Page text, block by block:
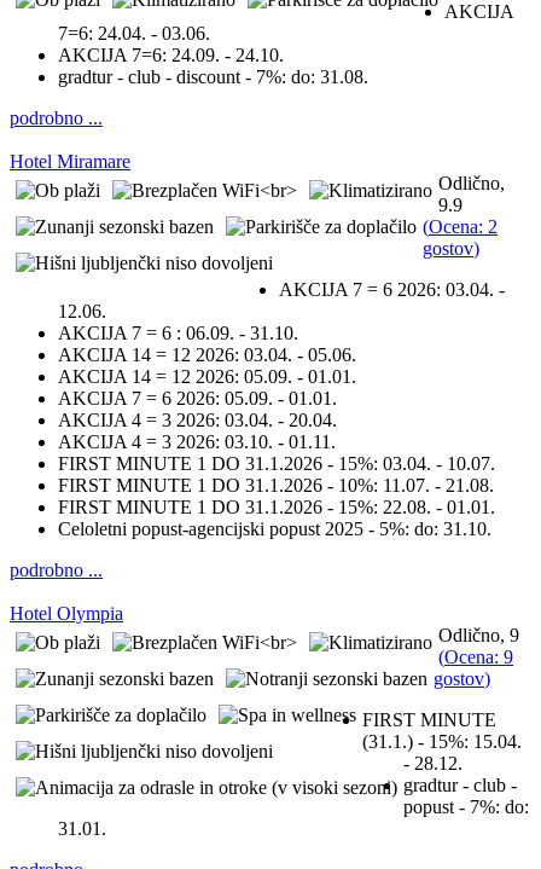
AKCIJA
7=6: 24.04. - 03.06.
AKCIJA 7=6: 24.09. - 24.10.
gradtur - club - discount - 7%: do: 31.08.
podrobno ...
Hotel Miramare
Odlično,
9.9
(Ocena: 2
gostov)
AKCIJA 7 = 6 2026: 03.04. -
12.06.
AKCIJA 7 = 6 : 06.09. - 31.10.
AKCIJA 14 = 12 2026: 03.04. - 05.06.
AKCIJA 14 = 12 2026: 05.09. - 01.01.
AKCIJA 7 = 6 2026: 05.09. - 01.01.
AKCIJA 4 = 3 2026: 03.04. - 20.04.
AKCIJA 4 = 3 2026: 03.10. - 01.11.
FIRST MINUTE 1 DO 31.1.2026 - 15%: 03.04. - 10.07.
FIRST MINUTE 1 DO 31.1.2026 - 10%: 11.07. - 21.08.
FIRST MINUTE 1 DO 31.1.2026 - 15%: 22.08. - 01.01.
Celoletni popust-agencijski popust 2025 - 5%: do: 31.10.
podrobno ...
Hotel Olympia
Odlično, 9
(Ocena: 9
gostov)
FIRST MINUTE
(31.1.) - 15%: 15.04.
- 28.12.
gradtur - club -
popust - 7%: do:
31.01.